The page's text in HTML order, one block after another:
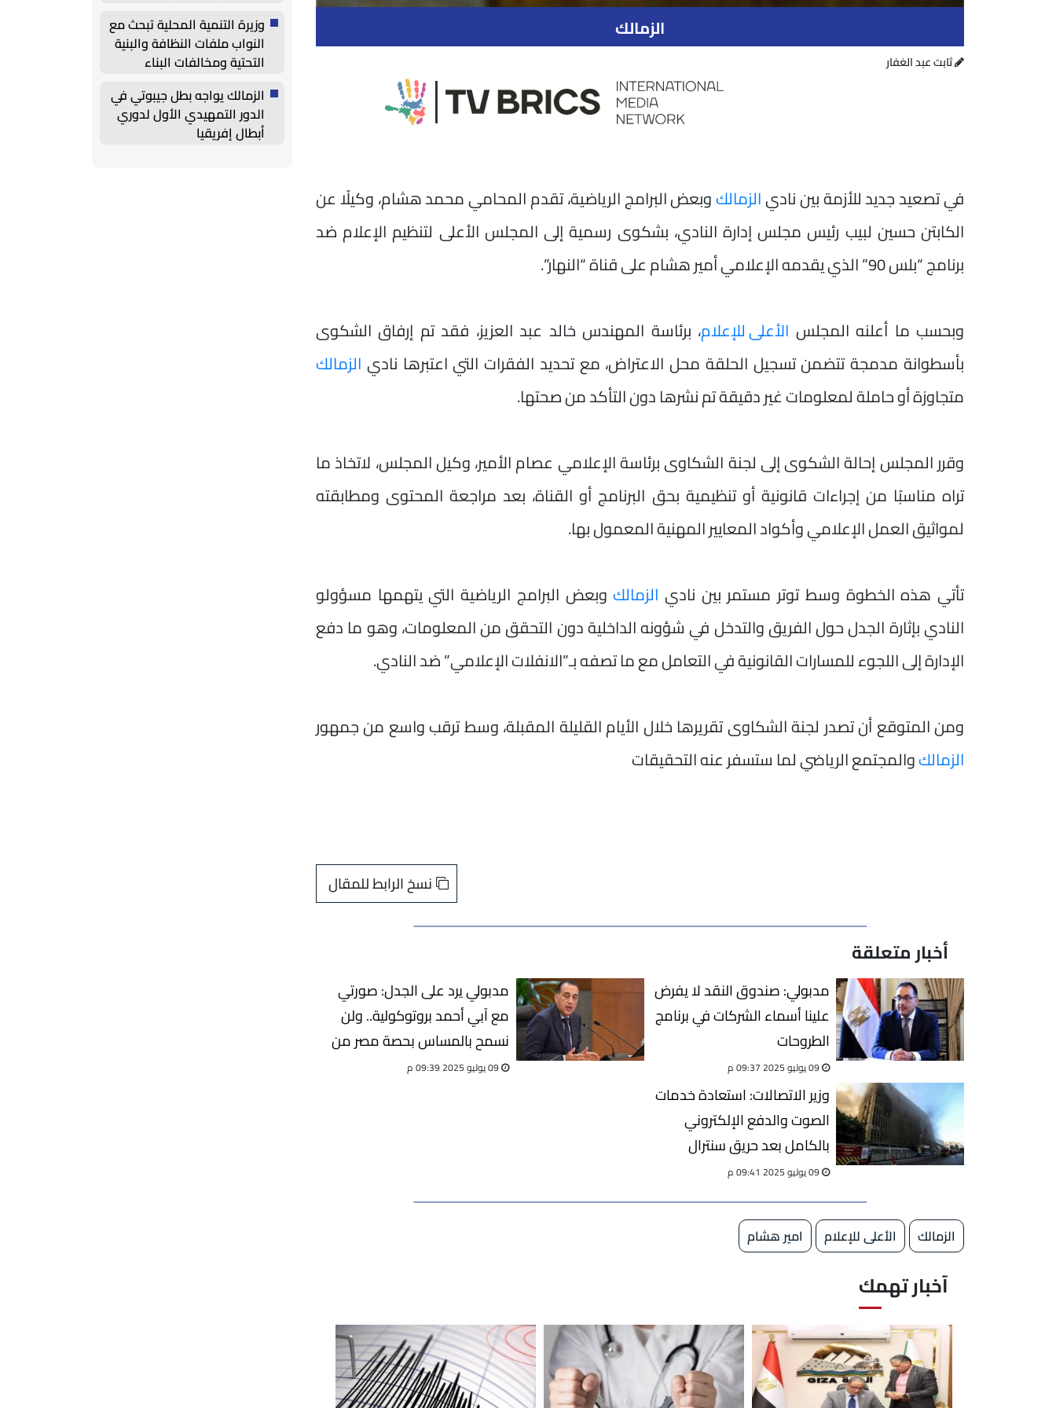
الزمالك
ثابت عبد الغفار
في تصعيد جديد للأزمة بين ناديالزمالكوبعض البرامج الرياضية، تقدم المحامي محمد هشام، وكيلًا عن
الكابتن حسين لبيب رئيس مجلس إدارة النادي، بشكوى رسمية إلى المجلس الأعلى لتنظيم الإعلام ضد
برنامج “بلس 90” الذي يقدمه الإعلامي أمير هشام على قناة “النهار”.
وبحسب ما أعلنه المجلس الأعلى للإعلام، برئاسة المهندس خالد عبد العزيز، فقد تم إرفاق الشكوى
بأسطوانة مدمجة تتضمن تسجيل الحلقة محل الاعتراض، مع تحديد الفقرات التي اعتبرها نادي الزمالك
متجاوزة أو حاملة لمعلومات غير دقيقة تم نشرها دون التأكد من صحتها.
وقرر المجلس إحالة الشكوى إلى لجنة الشكاوى برئاسة الإعلامي عصام الأمير، وكيل المجلس، لاتخاذ ما
تراه مناسبًا من إجراءات قانونية أو تنظيمية بحق البرنامج أو القناة، بعد مراجعة المحتوى ومطابقته
لمواثيق العمل الإعلامي وأكواد المعايير المهنية المعمول بها.
تأتي هذه الخطوة وسط توتر مستمر بين نادي الزمالكوبعض البرامج الرياضية التي يتهمها مسؤولو
النادي بإثارة الجدل حول الفريق والتدخل في شؤونه الداخلية دون التحقق من المعلومات، وهو ما دفع
الإدارة إلى اللجوء للمسارات القانونية في التعامل مع ما تصفه بـ”الانفلات الإعلامي” ضد النادي.
ومن المتوقع أن تصدر لجنة الشكاوى تقريرها خلال الأيام القليلة المقبلة، وسط ترقب واسع من جمهور
الزمالكوالمجتمع الرياضي لما ستسفر عنه التحقيقات
نسخ الرابط للمقال
أخبار متعلقة
مدبولي: صندوق النقد لا يفرض
علينا أسماء الشركات في برنامج
الطروحات
مدبولي يرد على الجدل: صورتي
مع آبي أحمد بروتوكولية.. ولن
نسمح بالمساس بحصة مصر من
النيل
09 يوليو 2025 09:39 م
وزير الاتصالات: استعادة خدمات
الصوت والدفع الإلكتروني
بالكامل بعد حريق سنترال
رمسيس
الزمالك الأعلى للإعلام امير هشام
آخبار تهمك
وزيرة التنمية المحلية تبحث مع
النواب ملفات النظافة والبنية
التحتية ومخالفات البناء
الزمالك يواجه بطل جيبوتي في
الدور التمهيدي الأول لدوري
أبطال إفريقيا